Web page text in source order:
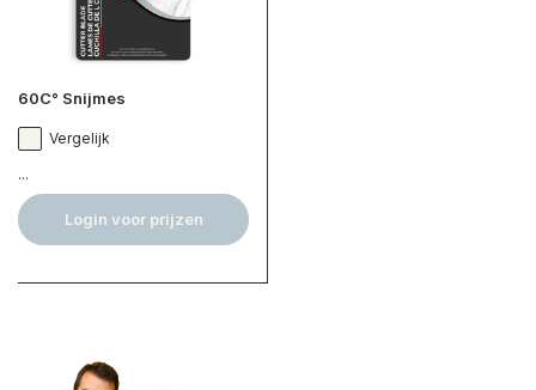
60C° Snijmes
Vergelijk
...
Login voor prijzen